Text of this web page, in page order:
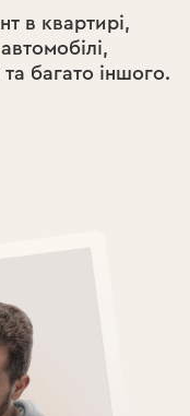
в квартирі,
багато іншого.